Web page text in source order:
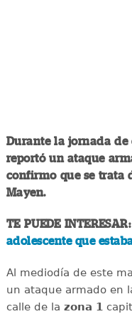
Durante la jornada de
reportó un ataque
confirmo que se trata
Mayen.
TE PUEDE
adolescente que
Al mediodía de este
un ataque armado en
calle de la zona 1